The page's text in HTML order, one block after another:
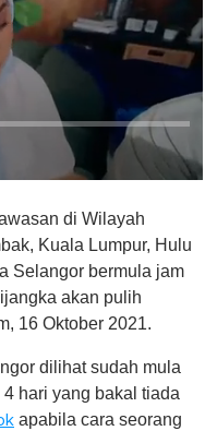
di Wilayah
Kuala Lumpur, Hulu
Selangor bermula jam
akan pulih
16 Oktober 2021.
dilihat sudah mula
hari yang bakal tiada
apabila cara seorang